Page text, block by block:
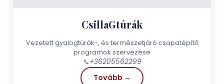
CsillaGtúrák
Vezetett gyalogtúrák-, és természetjáró csapatépítő
programok szervezése
📞+36205562299
Tovább →